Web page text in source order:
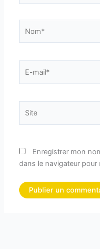
mail*
Enregistrer mon
dans le navigateur